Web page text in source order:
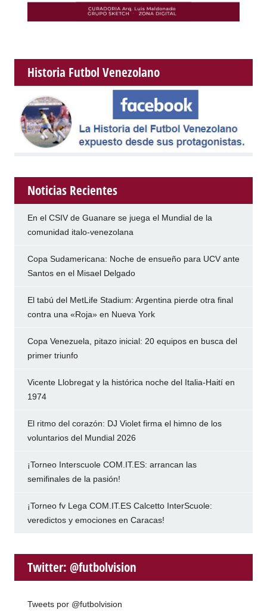
Historia Futbol Venezolano
Noticias Recientes
En el CSIV de Guanare se juega el Mundial de la
comunidad italo-venezolana
Copa Sudamericana: Noche de ensueño para UCV ante
Santos en el Misael Delgado
El tabú del MetLife Stadium: Argentina pierde otra final
contra una «Roja» en Nueva York
Copa Venezuela, pitazo inicial: 20 equipos en busca del
primer triunfo
Vicente Llobregat y la histórica noche del Italia-Haití en
1974
El ritmo del corazón: DJ Violet firma el himno de los
voluntarios del Mundial 2026
¡Torneo Interscuole COM.IT.ES: arrancan las
semifinales de la pasión!
¡Torneo fv Lega COM.IT.ES Calcetto InterScuole:
veredictos y emociones en Caracas!
Twitter: @futbolvision
Tweets por @futbolvision